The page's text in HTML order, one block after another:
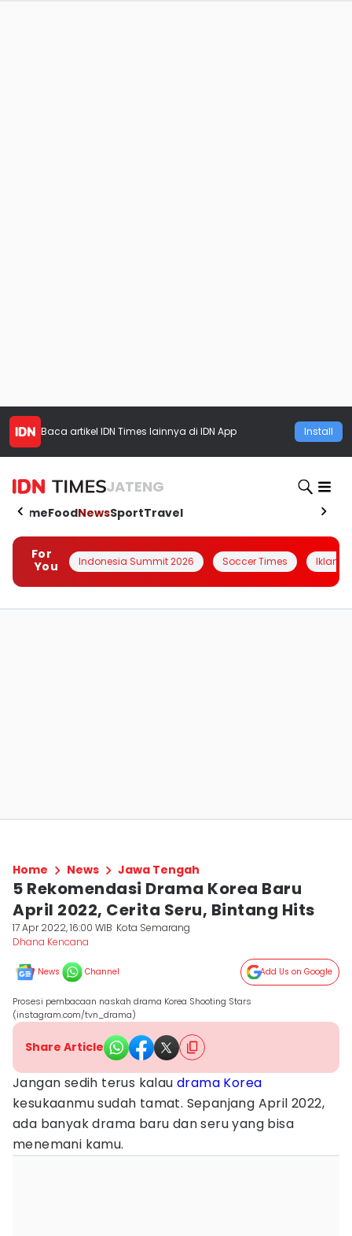
Baca artikel IDN Times lainnya di IDN App Install
JATENG
HomeFoodNewsSportTravel
For
You
Indonesia Summit 2026 Soccer Times Iklanin
Home News Jawa Tengah
5 Rekomendasi Drama Korea Baru
April 2022, Cerita Seru, Bintang Hits
17 Apr 2022, 16:00 WIB Kota Semarang
Dhana Kencana
News Channel Add Us on Google
Prosesi pembacaan naskah drama Korea Shooting Stars
(instagram.com/tvn_drama)
Share Article
Jangan sedih terus kalau drama Korea
kesukaanmu sudah tamat. Sepanjang April 2022,
ada banyak drama baru dan seru yang bisa
menemani kamu.